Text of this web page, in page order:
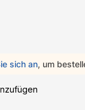
sich an, um